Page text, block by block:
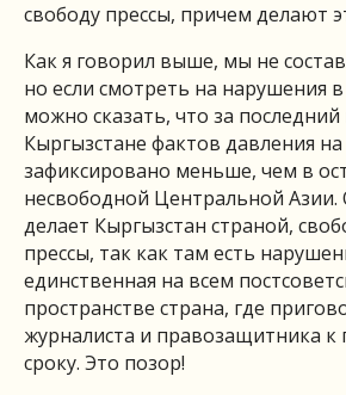
свободу прессы, причем делают
Как я говорил выше, мы не
но если смотреть на нарушения в
можно сказать, что за последний
Кыргызстане фактов давления на
зафиксировано меньше, чем в
несвободной Центральной Азии.
делает Кыргызстан страной,
прессы, так как там есть
единственная на всем
пространстве страна, где
журналиста и правозащитника
сроку. Это позор!